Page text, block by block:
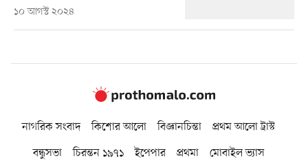
১০ আগস্ট ২০২৪
নাগরিক সংবাদ কিশোর আলো বিজ্ঞানচিন্তা
প্রথম আলো ট্রাস্ট
বন্ধুসভা
চিরন্তন ১৯৭১ ইপেপার প্রথমা মোবাইল ভ্যাস